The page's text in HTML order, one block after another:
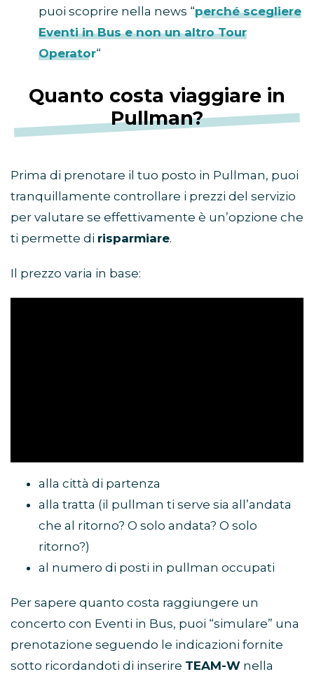
puoi scoprire nella news “perché scegliere
Eventi in Bus e non un altro Tour
Operator“
Quanto costa viaggiare in
Pullman?
Prima di prenotare il tuo posto in Pullman, puoi
tranquillamente controllare i prezzi del servizio
per valutare se effettivamente è un’opzione che
ti permette di risparmiare.
Il prezzo varia in base:
alla città di partenza
alla tratta (il pullman ti serve sia all’andata
che al ritorno? O solo andata? O solo
ritorno?)
al numero di posti in pullman occupati
Per sapere quanto costa raggiungere un
concerto con Eventi in Bus, puoi “simulare” una
prenotazione seguendo le indicazioni fornite
sotto ricordandoti di inserire TEAM-W nella